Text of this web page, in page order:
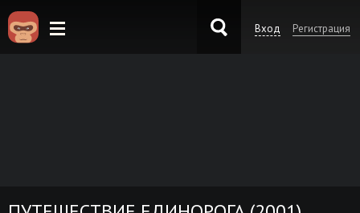
Вход Регистрация